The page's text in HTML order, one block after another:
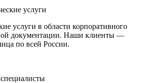
услуги
услуги в области корпоративного
документации. Наши клиенты —
по всей России.